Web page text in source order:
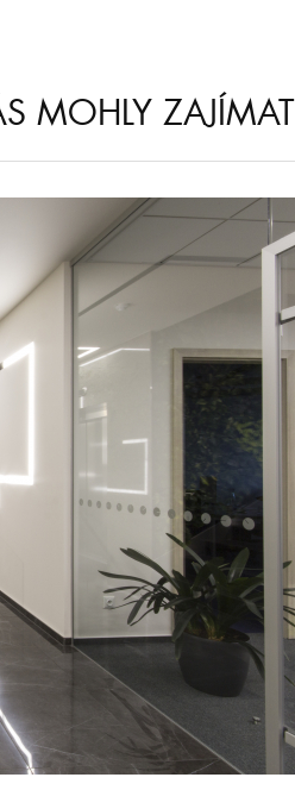
MOHLY ZAJÍMAT